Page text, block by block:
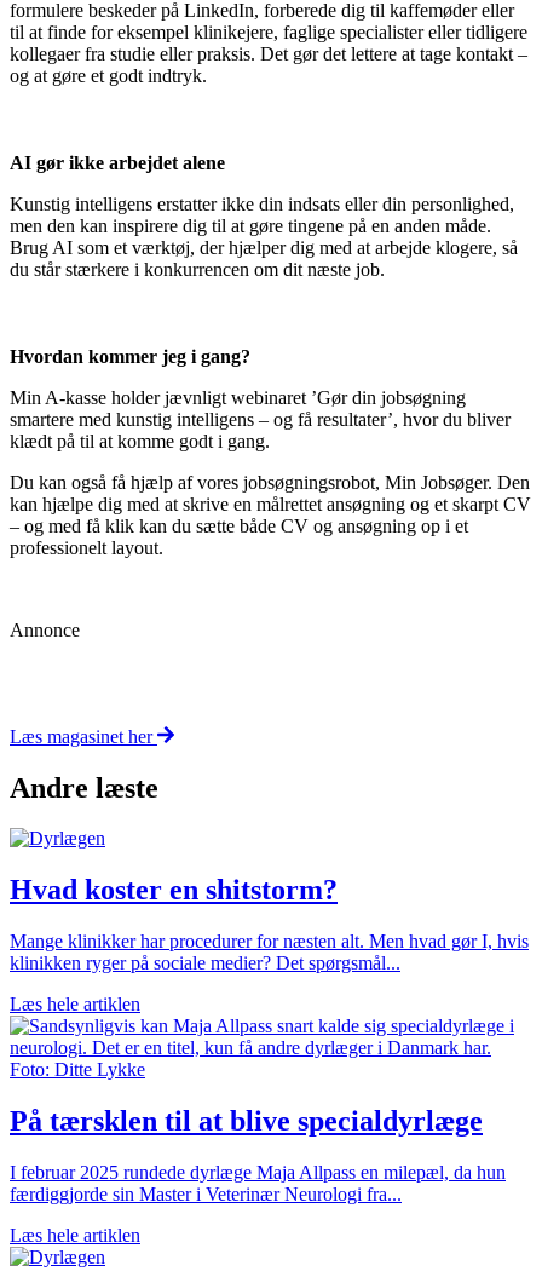
formulere beskeder på LinkedIn, forberede dig til kaffemøder eller
til at finde for eksempel klinikejere, faglige specialister eller tidligere
kollegaer fra studie eller praksis. Det gør det lettere at tage kontakt –
og at gøre et godt indtryk.
AI gør ikke arbejdet alene
Kunstig intelligens erstatter ikke din indsats eller din personlighed,
men den kan inspirere dig til at gøre tingene på en anden måde.
Brug AI som et værktøj, der hjælper dig med at arbejde klogere, så
du står stærkere i konkurrencen om dit næste job.
Hvordan kommer jeg i gang?
Min A-kasse holder jævnligt webinaret ’Gør din jobsøgning
smartere med kunstig intelligens – og få resultater’, hvor du bliver
klædt på til at komme godt i gang.
Du kan også få hjælp af vores jobsøgningsrobot, Min Jobsøger. Den
kan hjælpe dig med at skrive en målrettet ansøgning og et skarpt CV
– og med få klik kan du sætte både CV og ansøgning op i et
professionelt layout.
Annonce
Læs magasinet her
Andre læste
Hvad koster en shitstorm?
Mange klinikker har procedurer for næsten alt. Men hvad gør I, hvis
klinikken ryger på sociale medier? Det spørgsmål...
Læs hele artiklen
På tærsklen til at blive specialdyrlæge
I februar 2025 rundede dyrlæge Maja Allpass en milepæl, da hun
færdiggjorde sin Master i Veterinær Neurologi fra...
Læs hele artiklen